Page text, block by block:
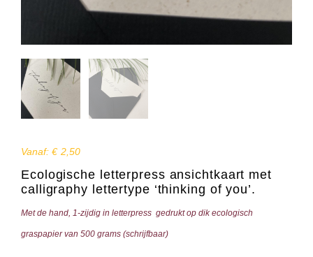
Vanaf: € 2,50
Ecologische letterpress ansichtkaart met
calligraphy lettertype ‘thinking of you’.
Met de hand, 1-zijdig in letterpress gedrukt op dik ecologisch
graspapier van 500 grams (schrijfbaar)